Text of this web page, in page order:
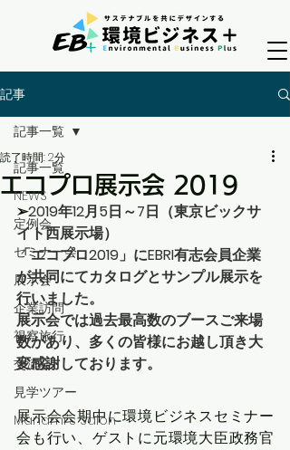
記事
記事一覧
NEWS
定例会
セミナー会
展示会
企業訪問
視察旅行
交流会
見学ツアー
Manami's Salon
記事一覧
エコプロ展示会 2019
読了時間: 2分
➢2019年12月5日～7日（東京ビックサ
イト西展示場）
「エコプロ2019」にEBRI有志会員企業
が共同にてカタログとサンプル展示を
行いました。
展示会では過去最高数のブースご来場
数があり、多くの皆様にお越し頂き大
変感謝しております。
展示会会期中に環境ビジネスセミナー
会も行い、ゲストに元環境大臣政務官